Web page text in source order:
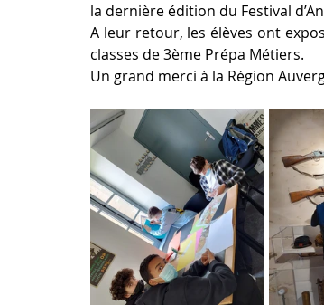
la dernière édition du Festival
A leur retour, les élèves ont
classes de 3ème Prépa Métiers.
Un grand merci à la Région